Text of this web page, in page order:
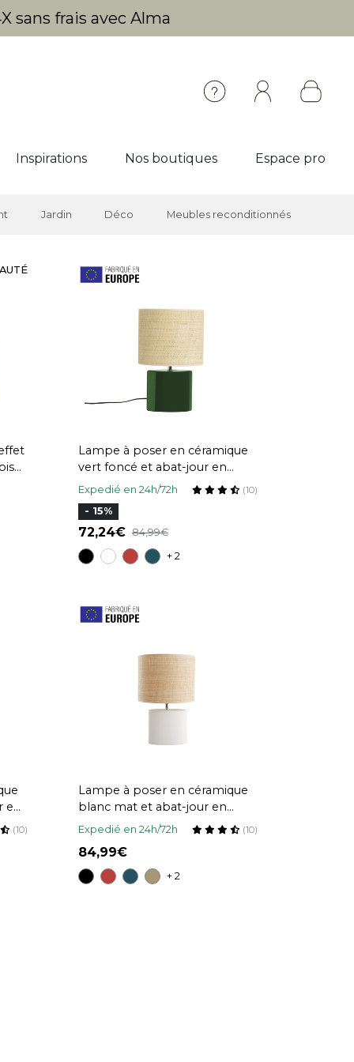
sans frais avec Alma
Inspirations Nos boutiques Espace pro
Jardin Déco Meubles reconditionnés
Lampe à poser en céramique
vert foncé et abat-jour en
raphia naturel H40 cm TIGA
Expedié en 24h/72h (10)
- 15%
72,24 84,99
+ 2
en
(10)
Lampe à poser en céramique
blanc mat et abat-jour en
raphia naturel H40 cm TIGA
Expedié en 24h/72h (10)
84,99
+ 2